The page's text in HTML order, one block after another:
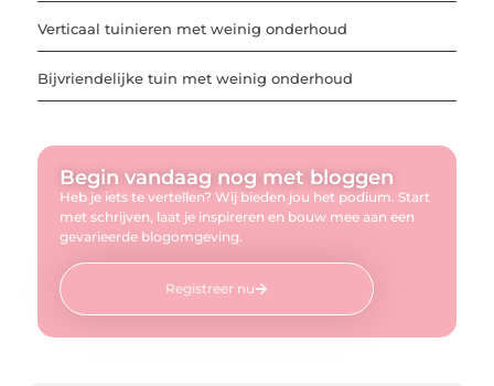
Verticaal tuinieren met weinig onderhoud
Bijvriendelijke tuin met weinig onderhoud
Begin vandaag nog met bloggen
Heb je iets te vertellen? Wij bieden jou het podium. Start
met schrijven, laat je inspireren en bouw mee aan een
gevarieerde blogomgeving.
Registreer nu